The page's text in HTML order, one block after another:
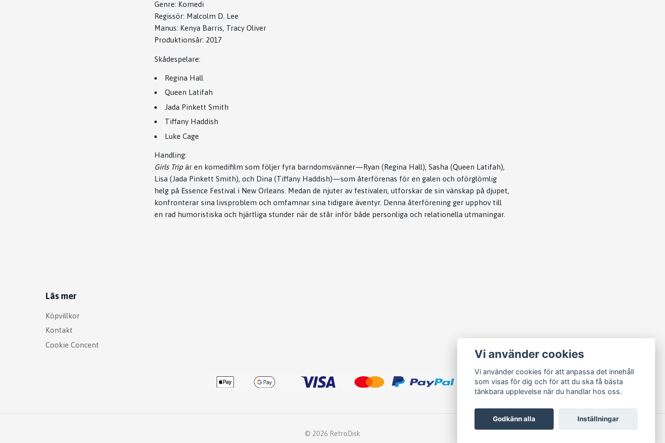
Genre: Komedi
Regissör: Malcolm D. Lee
Manus: Kenya Barris, Tracy Oliver
Produktionsår: 2017
Skådespelare:
Regina Hall
Queen Latifah
Jada Pinkett Smith
Tiffany Haddish
Luke Cage
Handling:
Girls Trip är en komedifilm som följer fyra barndomsvänner—Ryan (Regina Hall), Sasha (Queen Latifah),
Lisa (Jada Pinkett Smith), och Dina (Tiffany Haddish)—som återförenas för en galen och oförglömlig
helg på Essence Festival i New Orleans. Medan de njuter av festivalen, utforskar de sin vänskap på djupet,
konfronterar sina livsproblem och omfamnar sina tidigare äventyr. Denna återförening ger upphov till
en rad humoristiska och hjärtliga stunder när de står inför både personliga och relationella utmaningar.
Läs mer
Köpvillkor
Kontakt
Cookie Concent
© 2026 RetroDisk
Vi använder cookies
Vi använder cookies för att anpassa det innehåll
som visas för dig och för att du ska få bästa
tänkbara upplevelse när du handlar hos oss.
Godkänn alla Inställningar